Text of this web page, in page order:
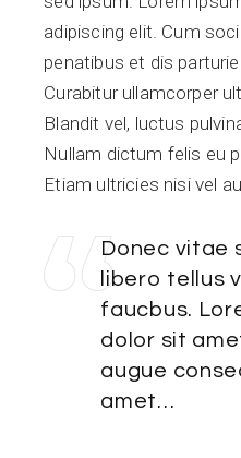
adipiscing elit. Cum
penatibus et dis
Curabitur ullamcorper
Blandit vel, luctus
Nullam dictum felis eu
Etiam ultricies nisi vel
Donec vitae
libero tellus
faucbus.
dolor sit
augue
amet…